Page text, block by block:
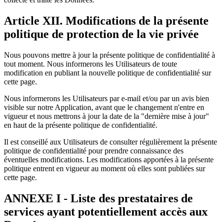
Article XII. Modifications de la présente
politique de protection de la vie privée
Nous pouvons mettre à jour la présente politique de confidentialité à
tout moment. Nous informerons les Utilisateurs de toute
modification en publiant la nouvelle politique de confidentialité sur
cette page.
Nous informerons les Utilisateurs par e-mail et/ou par un avis bien
visible sur notre Application, avant que le changement n'entre en
vigueur et nous mettrons à jour la date de la "dernière mise à jour"
en haut de la présente politique de confidentialité.
Il est conseillé aux Utilisateurs de consulter régulièrement la présente
politique de confidentialité pour prendre connaissance des
éventuelles modifications. Les modifications apportées à la présente
politique entrent en vigueur au moment où elles sont publiées sur
cette page.
ANNEXE I - Liste des prestataires de
services ayant potentiellement accès aux